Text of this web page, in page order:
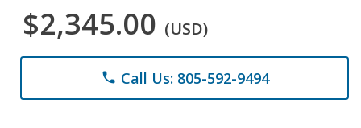
$2,345.00 (USD)
phone Call Us: 805-592-9494